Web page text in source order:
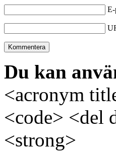
E-
Du kan
<acronym
<code> <del
<strong>